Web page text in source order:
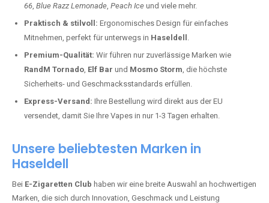
66, Blue Razz Lemonade, Peach Ice und viele mehr.
Praktisch & stilvoll: Ergonomisches Design für einfaches
Mitnehmen, perfekt für unterwegs in Haseldell .
Premium-Qualität: Wir führen nur zuverlässige Marken wie
RandM Tornado, Elf Bar und Mosmo Storm, die höchste
Sicherheits- und Geschmacksstandards erfüllen.
Express-Versand: Ihre Bestellung wird direkt aus der EU
versendet, damit Sie Ihre Vapes in nur 1-3 Tagen erhalten.
Unsere beliebtesten Marken in
Haseldell
Bei E-Zigaretten Club haben wir eine breite Auswahl an hochwertigen
Marken, die sich durch Innovation, Geschmack und Leistung